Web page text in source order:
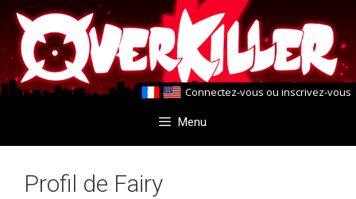
Aller
au
contenu
Aller
au
contenu
Connectez-vous ou inscrivez-vous
Menu
Profil de Fairy